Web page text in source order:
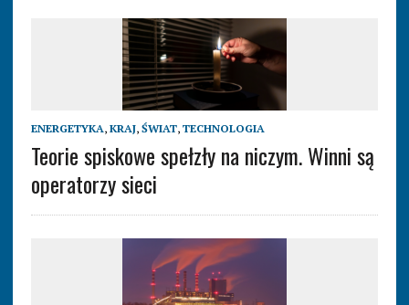
ENERGETYKA, KRAJ, ŚWIAT, TECHNOLOGIA
Teorie spiskowe spełzły na niczym. Winni są
operatorzy sieci